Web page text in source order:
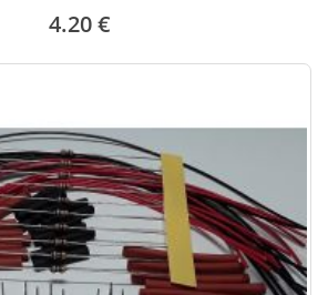
4.20 €